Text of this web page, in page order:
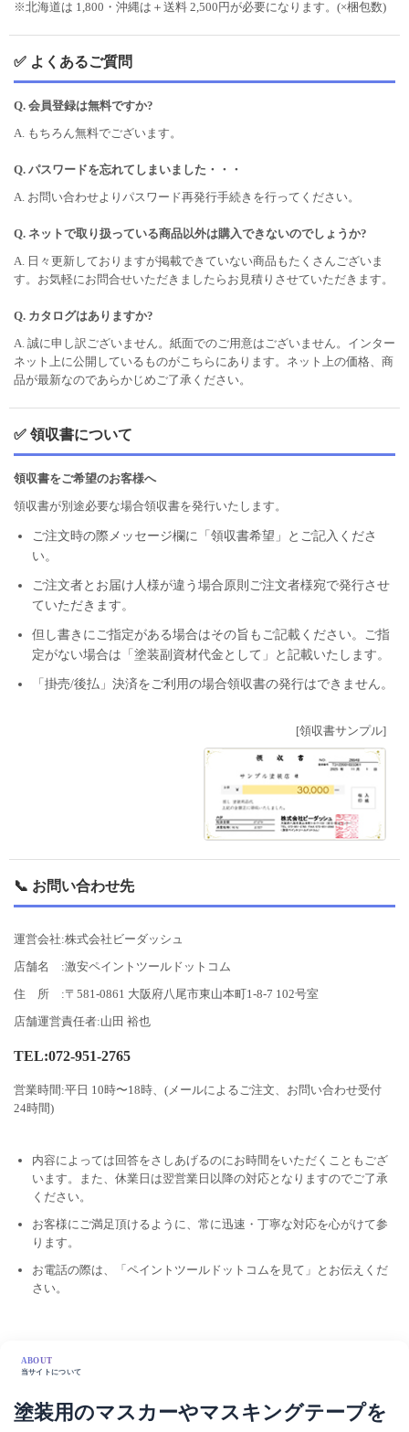
※北海道は 1,800・沖縄は＋送料 2,500円が必要になります。(×梱包数)
✅ よくあるご質問
Q. 会員登録は無料ですか?
A. もちろん無料でございます。
Q. パスワードを忘れてしまいました・・・
A. お問い合わせよりパスワード再発行手続きを行ってください。
Q. ネットで取り扱っている商品以外は購入できないのでしょうか?
A. 日々更新しておりますが掲載できていない商品もたくさんございま
す。お気軽にお問合せいただきましたらお見積りさせていただきます。
Q. カタログはありますか?
A. 誠に申し訳ございません。紙面でのご用意はございません。インター
ネット上に公開しているものがこちらにあります。ネット上の価格、商
品が最新なのであらかじめご了承ください。
✅ 領収書について
領収書をご希望のお客様へ
領収書が別途必要な場合領収書を発行いたします。
ご注文時の際メッセージ欄に「領収書希望」とご記入くださ
い。
ご注文者とお届け人様が違う場合原則ご注文者様宛で発行させ
ていただきます。
但し書きにご指定がある場合はその旨もご記載ください。ご指
定がない場合は「塗装副資材代金として」と記載いたします。
「掛売/後払」決済をご利用の場合領収書の発行はできません。
[領収書サンプル]
📞 お問い合わせ先
運営会社:株式会社ビーダッシュ
店舗名 :激安ペイントツールドットコム
住 所 :〒581-0861 大阪府八尾市東山本町1-8-7 102号室
店舗運営責任者:山田 裕也
TEL:072-951-2765
営業時間:平日 10時〜18時、(メールによるご注文、お問い合わせ受付
24時間)
内容によっては回答をさしあげるのにお時間をいただくこともござ
います。また、休業日は翌営業日以降の対応となりますのでご了承
ください。
お客様にご満足頂けるように、常に迅速・丁寧な対応を心がけて参
ります。
お電話の際は、「ペイントツールドットコムを見て」とお伝えくだ
さい。
ABOUT
当サイトについて
塗装用のマスカーやマスキングテープを